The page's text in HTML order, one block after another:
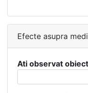
Efecte asupra
Ati observat